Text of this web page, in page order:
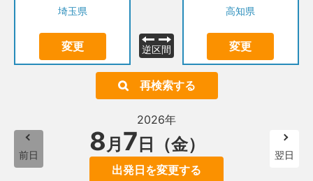
埼玉県
変更 逆区間
高知県
変更
再検索する
前日
2026年
8月 7 日（金）
出発日を変更する
翌日